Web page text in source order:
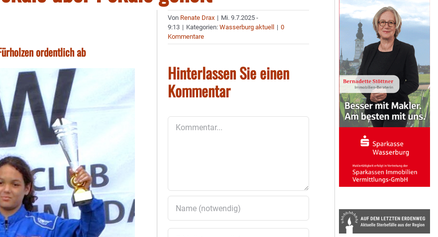
ordentlich ab
Von Renate Drax | Mi. 9.7.2025 -
9:13 | Kategorien:Wasserburg aktuell | 0
Kommentare
Hinterlassen Sie einen
Kommentar